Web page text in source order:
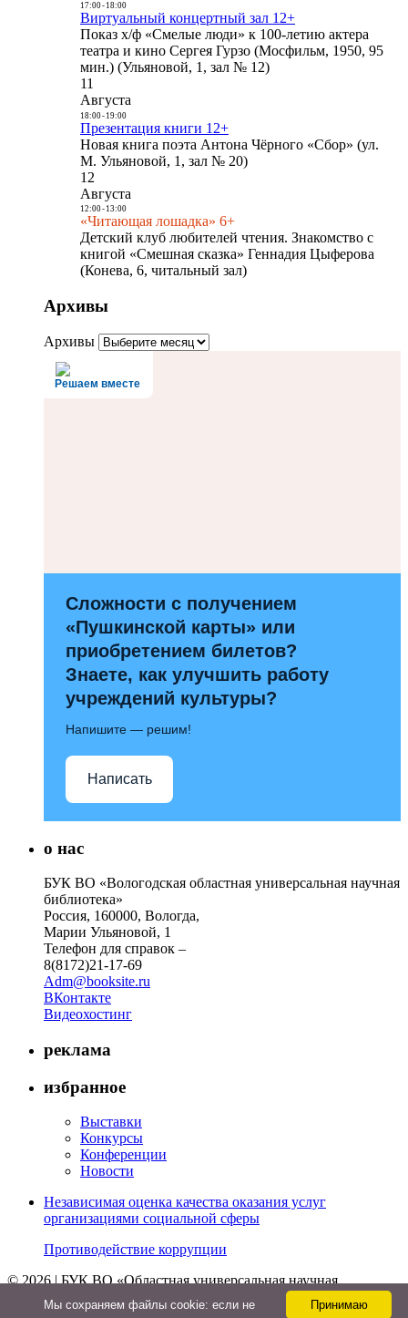
17:00- 18:00
Виртуальный концертный зал 12+
Показ х/ф «Смелые люди» к 100-летию актера
театра и кино Сергея Гурзо (Мосфильм, 1950, 95
мин.) (Ульяновой, 1, зал № 12)
11
Августа
18:00- 19:00
Презентация книги 12+
Новая книга поэта Антона Чёрного «Сбор» (ул.
М. Ульяновой, 1, зал № 20)
12
Августа
12:00- 13:00
«Читающая лошадка» 6+
Детский клуб любителей чтения. Знакомство с
книгой «Смешная сказка» Геннадия Цыферова
(Конева, 6, читальный зал)
Архивы
Архивы
Решаем вместе
Сложности с получением
«Пушкинской карты» или
приобретением билетов?
Знаете, как улучшить работу
учреждений культуры?
Напишите — решим!
Написать
о нас
БУК ВО «Вологодская областная универсальная научная
библиотека»
Россия, 160000, Вологда,
Марии Ульяновой, 1
Телефон для справок –
8(8172)21-17-69
Adm@booksite.ru
ВКонтакте
Видеохостинг
реклама
избранное
Выставки
Конкурсы
Конференции
Новости
Независимая оценка качества оказания услуг
организациями социальной сферы
Противодействие коррупции
© 2026 | БУК ВО «Областная универсальная научная
библиотека»
Принимаю
Мы cохраняем файлы cookie: если не